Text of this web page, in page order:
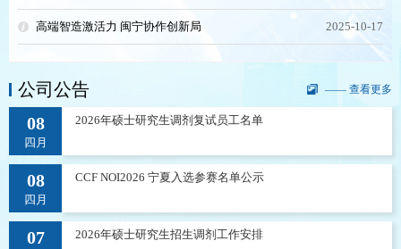
高端智造激活力 闽宁协作创新局 2025-10-17
公司公告 —— 查看更多
08
四月
2026年硕士研究生调剂复试员工名单
08
四月
CCF NOI2026 宁夏入选参赛名单公示
07 2026年硕士研究生招生调剂工作安排